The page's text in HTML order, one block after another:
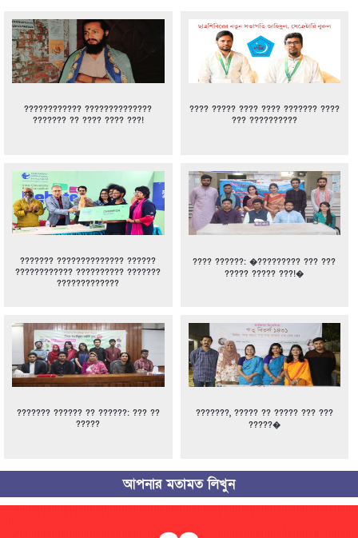
???????????? ??????????????
??????? ?? ???? ???? ???!
???? ????? ???? ???? ??????? ????
??? ??????????
??????? ?????????????? ??????
???????????? ?????????? ???????
?????????????
???? ??????: �????????? ??? ???
????? ????? ???!�
??????? ?????? ?? ??????: ??? ??
?????
???????, ????? ?? ????? ??? ???
?????�
আপনার মতামত লিখুন